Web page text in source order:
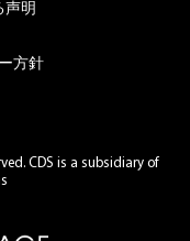
声明
方針
CDS is a subsidiary of